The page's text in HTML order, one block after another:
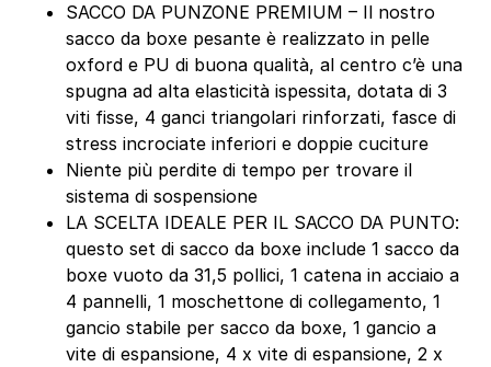
SACCO DA PUNZONE PREMIUM – Il nostro
sacco da boxe pesante è realizzato in pelle
oxford e PU di buona qualità, al centro c’è una
spugna ad alta elasticità ispessita, dotata di 3
viti fisse, 4 ganci triangolari rinforzati, fasce di
stress incrociate inferiori e doppie cuciture
Niente più perdite di tempo per trovare il
sistema di sospensione
LA SCELTA IDEALE PER IL SACCO DA PUNTO:
questo set di sacco da boxe include 1 sacco da
boxe vuoto da 31,5 pollici, 1 catena in acciaio a
4 pannelli, 1 moschettone di collegamento, 1
gancio stabile per sacco da boxe, 1 gancio a
vite di espansione, 4 x vite di espansione, 2 x